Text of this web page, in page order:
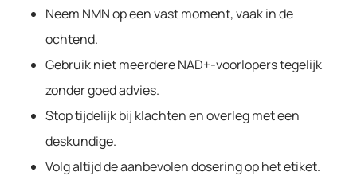
Neem NMN op een vast moment, vaak in de
ochtend.
Gebruik niet meerdere NAD+-voorlopers tegelijk
zonder goed advies.
Stop tijdelijk bij klachten en overleg met een
deskundige.
Volg altijd de aanbevolen dosering op het etiket.